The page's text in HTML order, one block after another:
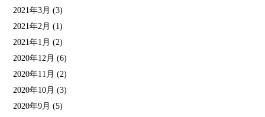
2021年3月 (3)
2021年2月 (1)
2021年1月 (2)
2020年12月 (6)
2020年11月 (2)
2020年10月 (3)
2020年9月 (5)